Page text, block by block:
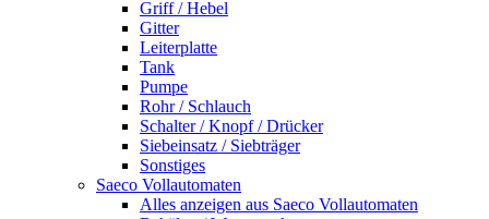
Griff / Hebel
Gitter
Leiterplatte
Tank
Pumpe
Rohr / Schlauch
Schalter / Knopf / Drücker
Siebeinsatz / Siebträger
Sonstiges
Saeco Vollautomaten
Alles anzeigen aus Saeco Vollautomaten